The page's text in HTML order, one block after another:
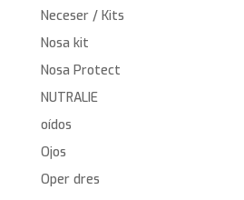
Neceser / Kits
Nosa kit
Nosa Protect
NUTRALIE
oídos
Ojos
Oper dres